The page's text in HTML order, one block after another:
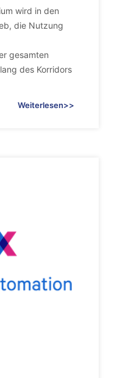
wird in den
die Nutzung
gesamten
des Korridors
Weiterlesen>>